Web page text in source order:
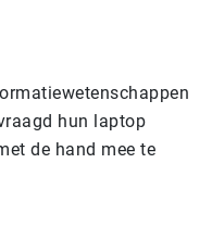
hun laptop
de hand mee te